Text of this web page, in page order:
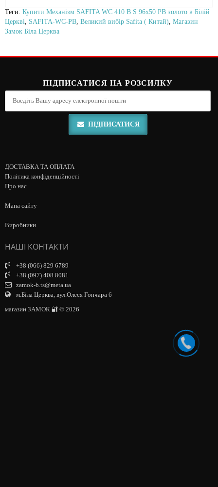
Теги: Купити Механізм SAFITA WC 410 B S 96x50 PB золото в Білій
Церкві
SAFITA-WC-PB Великий вибір Safita ( Китай) Магазин
Замок Біла Церква
ПІДПИСАТИСЯ НА РОЗСИЛКУ
ПІДПИСАТИСЯ
ДОСТАВКА ТА ОПЛАТА
Політика конфіденційності
Про нас
Мапа сайту
Виробники
НАШІ КОНТАКТИ
+38 (066) 829 6789
+38 (097) 408 8081
zamok-b.ts@meta.ua
м.Біла Церква, вул.Олеся Гончара 6
магазин ЗАМОК 🔐 © 2026